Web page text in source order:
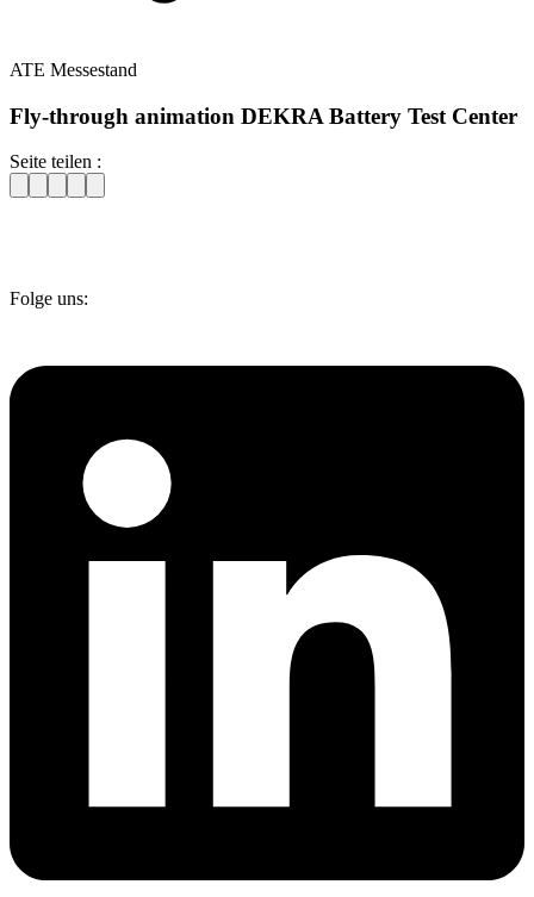
ATE Messestand
Fly-through animation DEKRA Battery Test Center
Seite teilen :
Folge uns: